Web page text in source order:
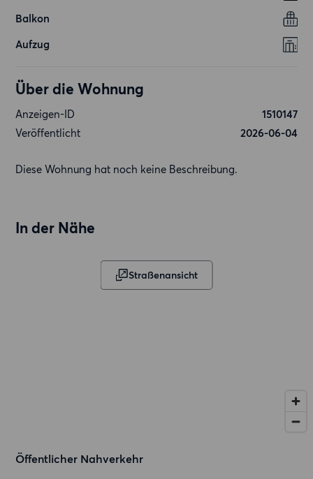
Balkon
Aufzug
Über die Wohnung
Anzeigen-ID
1510147
Veröffentlicht
2026-06-04
Diese Wohnung hat noch keine Beschreibung.
In der Nähe
Straßenansicht
Öffentlicher Nahverkehr